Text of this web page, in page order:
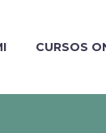
CURSOS